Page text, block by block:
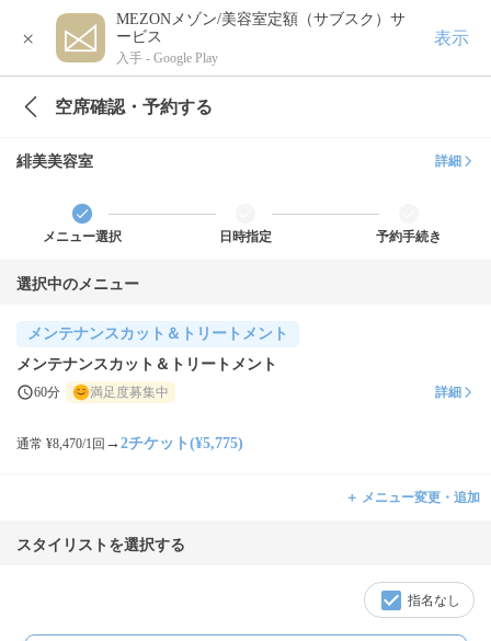
×
MEZONメゾン/美容室定額（サブスク）サ
ービス
入手 - Google Play
表示
空席確認・予約する
緋美美容室 詳細
メニュー選択 日時指定 予約手続き
選択中のメニュー
メンテナンスカット＆トリートメント
メンテナンスカット＆トリートメント
60分 満足度募集中 詳細
通常 ¥8,470/1回 → 2チケット(¥5,775)
＋ メニュー変更・追加
スタイリストを選択する
指名なし